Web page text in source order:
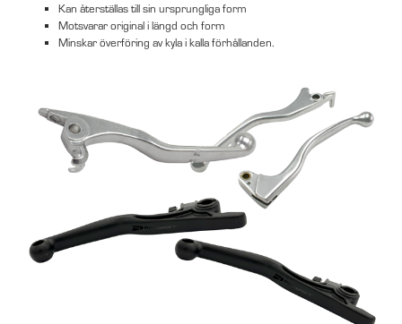
Kan återställas till sin ursprungliga form
Motsvarar original i längd och form
Minskar överföring av kyla i kalla förhållanden.